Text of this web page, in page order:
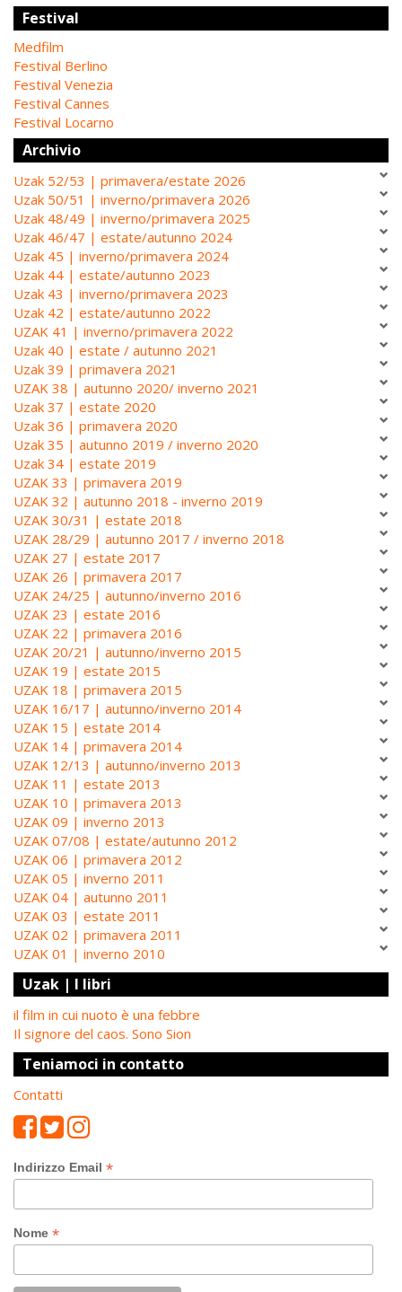
Festival
Medfilm
Festival Berlino
Festival Venezia
Festival Cannes
Festival Locarno
Archivio
Uzak 52/53 | primavera/estate 2026
Uzak 50/51 | inverno/primavera 2026
Uzak 48/49 | inverno/primavera 2025
Uzak 46/47 | estate/autunno 2024
Uzak 45 | inverno/primavera 2024
Uzak 44 | estate/autunno 2023
Uzak 43 | inverno/primavera 2023
Uzak 42 | estate/autunno 2022
UZAK 41 | inverno/primavera 2022
Uzak 40 | estate / autunno 2021
Uzak 39 | primavera 2021
UZAK 38 | autunno 2020/ inverno 2021
Uzak 37 | estate 2020
Uzak 36 | primavera 2020
Uzak 35 | autunno 2019 / inverno 2020
Uzak 34 | estate 2019
UZAK 33 | primavera 2019
UZAK 32 | autunno 2018 - inverno 2019
UZAK 30/31 | estate 2018
UZAK 28/29 | autunno 2017 / inverno 2018
UZAK 27 | estate 2017
UZAK 26 | primavera 2017
UZAK 24/25 | autunno/inverno 2016
UZAK 23 | estate 2016
UZAK 22 | primavera 2016
UZAK 20/21 | autunno/inverno 2015
UZAK 19 | estate 2015
UZAK 18 | primavera 2015
UZAK 16/17 | autunno/inverno 2014
UZAK 15 | estate 2014
UZAK 14 | primavera 2014
UZAK 12/13 | autunno/inverno 2013
UZAK 11 | estate 2013
UZAK 10 | primavera 2013
UZAK 09 | inverno 2013
UZAK 07/08 | estate/autunno 2012
UZAK 06 | primavera 2012
UZAK 05 | inverno 2011
UZAK 04 | autunno 2011
UZAK 03 | estate 2011
UZAK 02 | primavera 2011
UZAK 01 | inverno 2010
Uzak | I libri
il film in cui nuoto è una febbre
Il signore del caos. Sono Sion
Teniamoci in contatto
Contatti
Indirizzo Email *
Nome *